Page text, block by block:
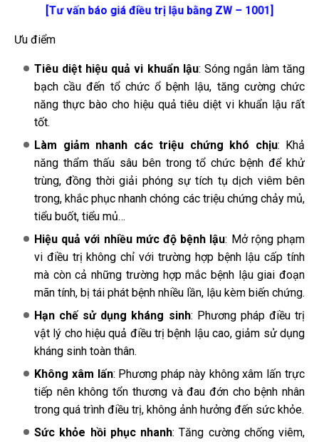
[Tư vấn báo giá điều trị lậu bằng ZW – 1001]
Ưu điểm
Tiêu diệt hiệu quả vi khuẩn lậu: Sóng ngắn làm tăng
bạch cầu đến tổ chức ổ bệnh lậu, tăng cường chức
năng thực bào cho hiệu quả tiêu diệt vi khuẩn lậu rất
tốt.
Làm giảm nhanh các triệu chứng khó chịu: Khả
năng thẩm thấu sâu bên trong tổ chức bệnh để khử
trùng, đồng thời giải phóng sự tích tụ dịch viêm bên
trong, khắc phục nhanh chóng các triệu chứng chảy mủ,
tiểu buốt, tiểu mủ…
Hiệu quả với nhiều mức độ bệnh lậu: Mở rộng phạm
vi điều trị không chỉ với trường hợp bệnh lậu cấp tính
mà còn cả những trường hợp mắc bệnh lậu giai đoạn
mãn tính, bị tái phát bệnh nhiều lần, lậu kèm biến chứng.
Hạn chế sử dụng kháng sinh: Phương pháp điều trị
vật lý cho hiệu quả điều trị bệnh lậu cao, giảm sử dụng
kháng sinh toàn thân.
Không xâm lấn: Phương pháp này không xâm lấn trực
tiếp nên không tổn thương và đau đớn cho bệnh nhân
trong quá trình điều trị, không ảnh hưởng đến sức khỏe.
Sức khỏe hồi phục nhanh: Tăng cường chống viêm,